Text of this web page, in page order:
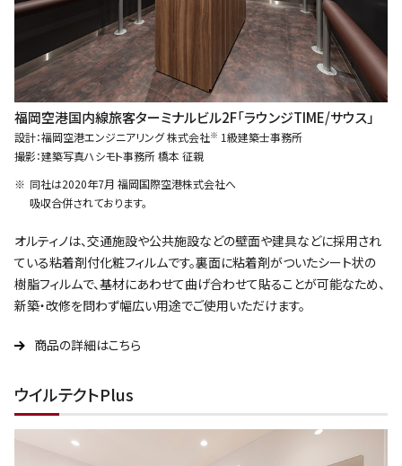
福岡空港国内線旅客ターミナルビル2F「ラウンジTIME/サウス」
設計：福岡空港エンジニアリング 株式会社※ 1級建築士事務所
撮影：建築写真ハシモト事務所 橋本 征親
同社は2020年7月 福岡国際空港株式会社へ
吸収合併されております。
オルティノは、交通施設や公共施設などの壁⾯や建具などに採⽤され
ている粘着剤付化粧フィルムです。裏⾯に粘着剤がついたシート状の
樹脂フィルムで、基材にあわせて曲げ合わせて貼ることが可能なため、
新築・改修を問わず幅広い⽤途でご使⽤いただけます。
商品の詳細はこちら
ウイルテクトPlus